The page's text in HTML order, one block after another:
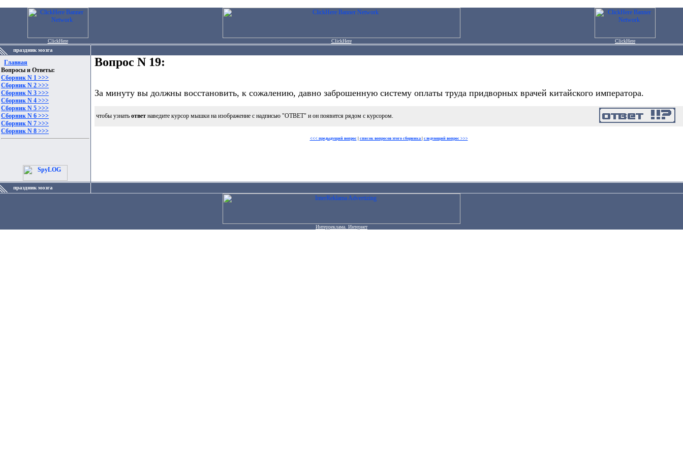
ClickHere ClickHere
ClickHere
праздник мозга
Главная
Вопросы и Ответы:
Сборник N 1 >>>
Сборник N 2 >>>
Сборник N 3 >>>
Сборник N 4 >>>
Сборник N 5 >>>
Сборник N 6 >>>
Сборник N 7 >>>
Сборник N 8 >>>
Вопрос N 19:
За минуту вы должны восстановить, к сожалению, давно заброшенную систему оплаты труда придворных врачей китайского императора.
чтобы узнать ответ наведите курсор мышки на изображение с надписью "ОТВЕТ" и он появится рядом с курсором.
<<< предыдущий вопрос| список вопросов этого сборника следующий вопрос >>>
праздник мозга
Интерреклама. Интернет